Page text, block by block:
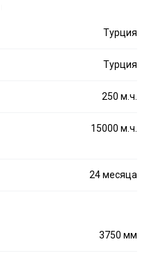
Турция
Турция
250 м.ч.
15000 м.ч.
24 месяца
3750 мм